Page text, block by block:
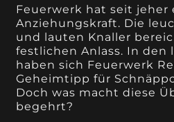
Feuerwerk hat seit jeher
Anziehungskraft. Die
und lauten Knaller
festlichen Anlass. In den
haben sich Feuerwerk
Geheimtipp für
Doch was macht diese
begehrt?